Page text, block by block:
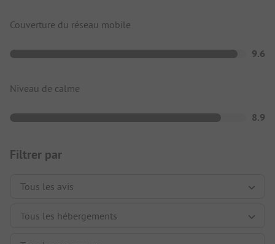
Couverture du réseau mobile
9.6
Niveau de calme
8.9
Filtrer par